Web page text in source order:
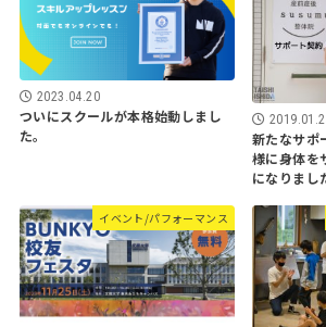
2023.04.20
ついにスクールが本格始動しまし
た。
新たなサ
様に身体を
になりまし
イベント/パフォーマンス